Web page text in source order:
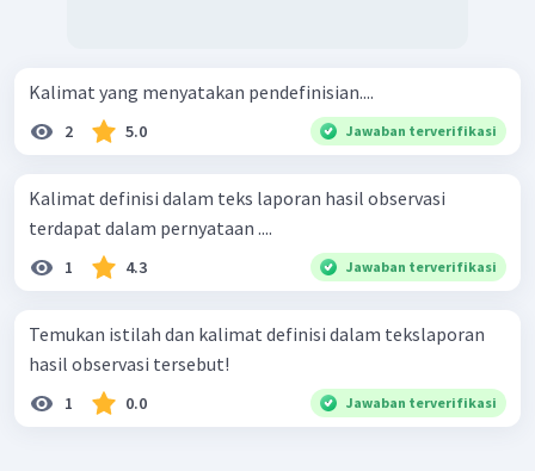
Kalimat yang menyatakan pendefinisian....
2 5.0 Jawaban terverifikasi
Kalimat definisi dalam teks laporan hasil observasi
terdapat dalam pernyataan ....
1 4.3 Jawaban terverifikasi
Temukan istilah dan kalimat definisi dalam tekslaporan
hasil observasi tersebut!
1 0.0 Jawaban terverifikasi